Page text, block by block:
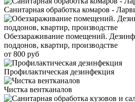
Санитарная обработка комаров -
Обеззараживание помещений.
поддонов, квартир, производстве
от 800 руб
Профилактическая дезинфекция
Чистка вентканалов